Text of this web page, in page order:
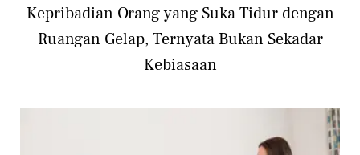
Kepribadian Orang yang Suka Tidur dengan
Ruangan Gelap, Ternyata Bukan Sekadar
Kebiasaan